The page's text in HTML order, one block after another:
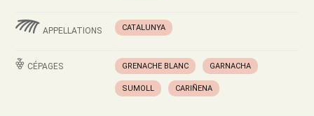
APPELLATIONS CATALUNYA
CÉPAGES GRENACHE BLANC GARNACHA
SUMOLL CARIÑENA